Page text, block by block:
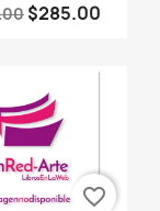
$285.00
favorite_border